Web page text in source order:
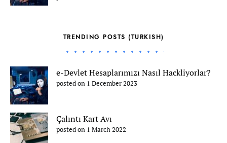
TRENDING POSTS (TURKISH)
e-Devlet Hesaplarımızı Nasıl Hackliyorlar?
posted on 1 December 2023
Çalıntı Kart Avı
posted on 1 March 2022